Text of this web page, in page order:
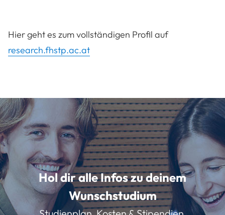
Hier geht es zum vollständigen Profil auf
research.fhstp.ac.at
Hol dir alle Infos zu deinem
Wunschstudium